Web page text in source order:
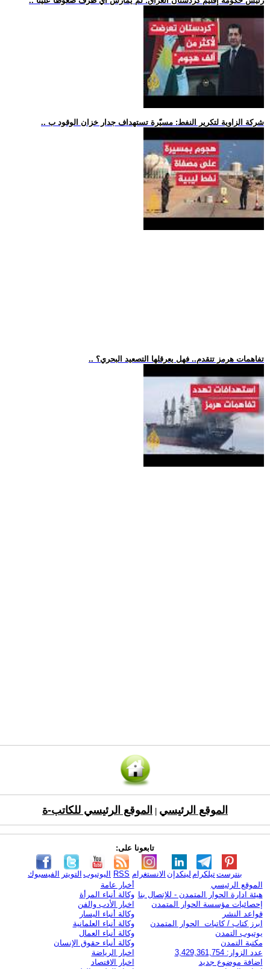
.. شركة الزاوية لتكرير النفط: مسيّرة تستهداف جدار خزان الوقود ب
.. تفاهمات هرمز تتقدم.. فهل يعرقلها التصعيد البحري؟
الموقع الرئيسي الموقع الرئيسي للكاتب-ة
تابعونا على:
الفيسبوك التويتر اليوتيوب RSS الانستغرام لينكدإن تيلكرامبنترست
الموقع الرئيسي
هيئة ادارة الحوار المتمدن - للإتصال بنا
إحصائيات مؤسسة الحوار المتمدن
قواعد النشر
ابرز كتاب / كاتبات الحوار المتمدن
يوتيوب التمدن
مكتبة التمدن
عدد الزوار: 3,429,361,754
اضافة موضوع جديد
أخبار عامة
وكالة أنباء المرأة
اخبار الأدب والفن
وكالة أنباء اليسار
وكالة أنباء العلمانية
وكالة أنباء العمال
وكالة أنباء حقوق الإنسان
اخبار الرياضة
اخبار الاقتصاد